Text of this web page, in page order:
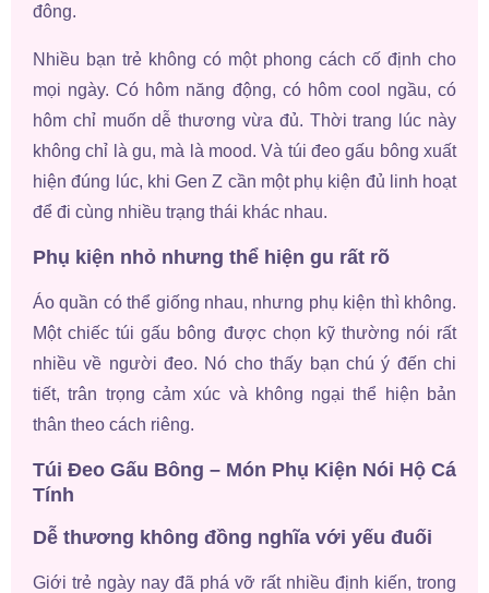
đông.
Nhiều bạn trẻ không có một phong cách cố định cho
mọi ngày. Có hôm năng động, có hôm cool ngầu, có
hôm chỉ muốn dễ thương vừa đủ. Thời trang lúc này
không chỉ là gu, mà là mood. Và túi đeo gấu bông xuất
hiện đúng lúc, khi Gen Z cần một phụ kiện đủ linh hoạt
để đi cùng nhiều trạng thái khác nhau.
Phụ kiện nhỏ nhưng thể hiện gu rất rõ
Áo quần có thể giống nhau, nhưng phụ kiện thì không.
Một chiếc túi gấu bông được chọn kỹ thường nói rất
nhiều về người đeo. Nó cho thấy bạn chú ý đến chi
tiết, trân trọng cảm xúc và không ngại thể hiện bản
thân theo cách riêng.
Túi Đeo Gấu Bông – Món Phụ Kiện Nói Hộ Cá
Tính
Dễ thương không đồng nghĩa với yếu đuối
Giới trẻ ngày nay đã phá vỡ rất nhiều định kiến, trong